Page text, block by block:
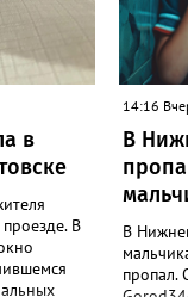
8 и 9
сильные
лоток
Победы",
также
работы
в
В
14:16
В
В
пропал.